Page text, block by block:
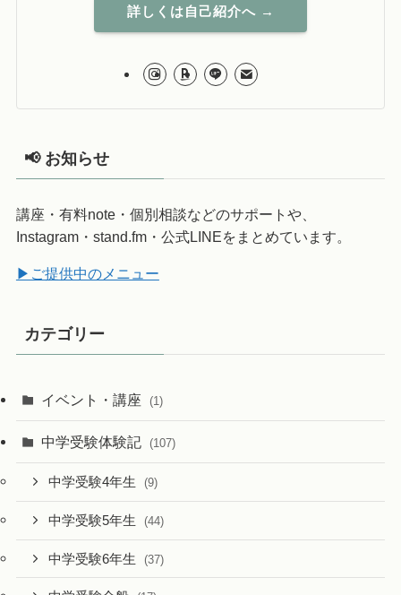
詳しくは自己紹介へ →
📢 お知らせ
講座・有料note・個別相談などのサポートや、
Instagram・stand.fm・公式LINEをまとめています。
▶ご提供中のメニュー
カテゴリー
イベント・講座 (1)
中学受験体験記 (107)
中学受験4年生 (9)
中学受験5年生 (44)
中学受験6年生 (37)